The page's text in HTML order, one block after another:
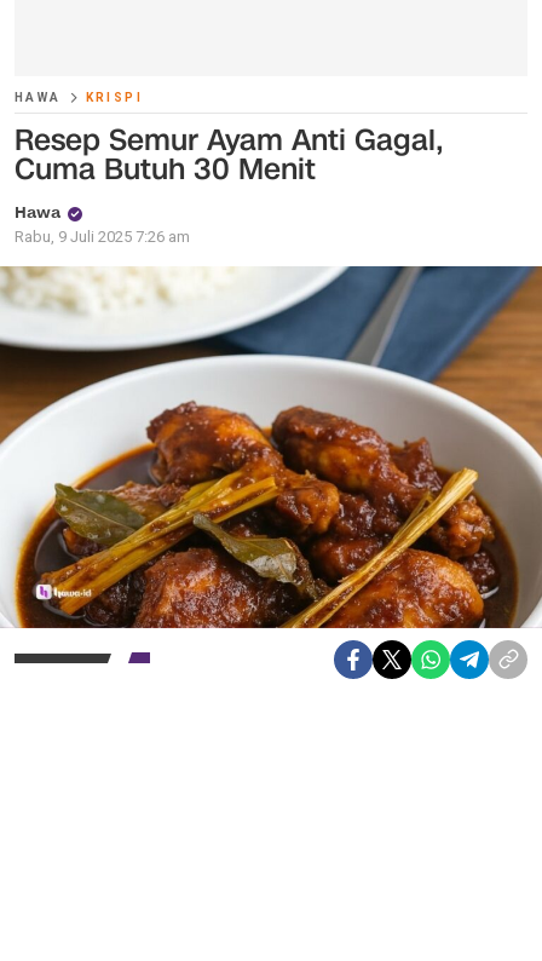
HAWA KRISPI
Resep Semur Ayam Anti Gagal,
Cuma Butuh 30 Menit
Hawa
Rabu, 9 Juli 2025 7:26 am